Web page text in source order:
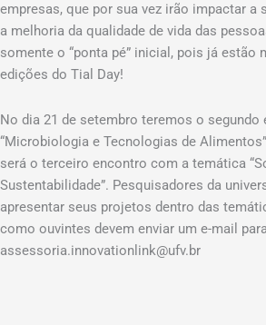
empresas, que por sua vez irão impactar a
a melhoria da qualidade de vida das
somente o “ponta pé” inicial, pois já estão
edições do Tial Day!
No dia 21 de setembro teremos o
“Microbiologia e Tecnologias de
será o terceiro encontro com a temática
Sustentabilidade”. Pesquisadores da
apresentar seus projetos dentro das
como ouvintes devem enviar um e-mail
assessoria.innovationlink@ufv.br